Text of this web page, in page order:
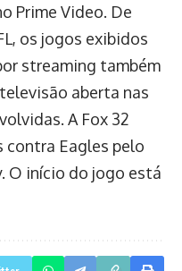
Prime Video. De
os jogos exibidos
streaming também
aberta nas
A Fox 32
contra Eagles pelo
O início do jogo está